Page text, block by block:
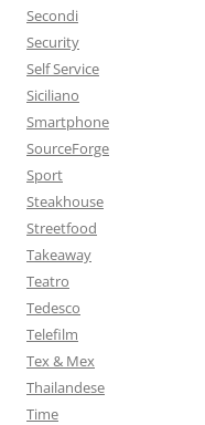
Secondi
Security
Self Service
Siciliano
Smartphone
SourceForge
Sport
Steakhouse
Streetfood
Takeaway
Teatro
Tedesco
Telefilm
Tex & Mex
Thailandese
Time